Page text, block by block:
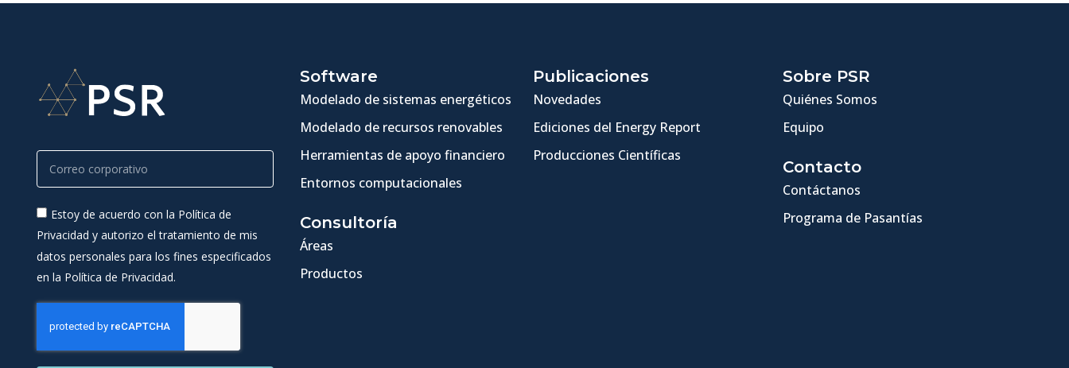
Estoy de acuerdo con la Política de
Privacidad y autorizo el tratamiento de mis
datos personales para los fines especificados
en la Política de Privacidad.
Software
Modelado de sistemas energéticos
Modelado de recursos renovables
Herramientas de apoyo financiero
Entornos computacionales
Consultoría
Áreas
Productos
Publicaciones
Novedades
Ediciones del Energy Report
Producciones Científicas
Sobre PSR
Quiénes Somos
Equipo
Contacto
Contáctanos
Programa de Pasantías